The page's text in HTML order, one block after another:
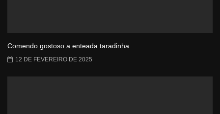
Comendo gostoso a enteada taradinha
12 DE FEVEREIRO DE 2025